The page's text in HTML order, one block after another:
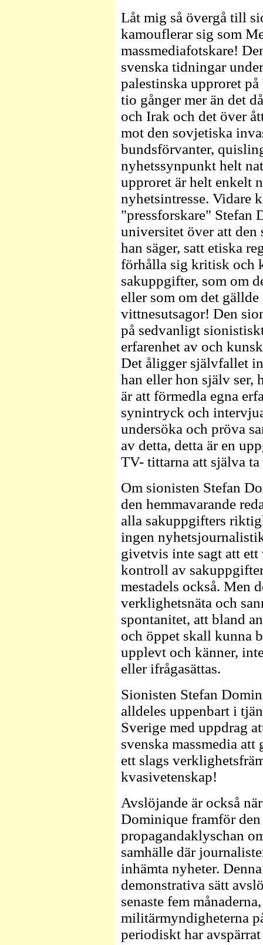
Låt mig så övergå till
kamouflerar sig som
massmediafotskare!
svenska tidningar
palestinska upproret
tio gånger mer än det
och Irak och det över
mot den sovjetiska
bundsförvanter,
nyhetssynpunkt helt
upproret är helt enkelt
nyhetsintresse. Vidare
"pressforskare" Stefan
universitet över att den
han säger, satt etiska
förhålla sig kritisk och
sakuppgifter, som om
eller som om det
vittnesutsagor! Den
på sedvanligt
erfarenhet av och
Det åligger självfallet
han eller hon själv ser,
är att förmedla egna
synintryck och
undersöka och pröva
av detta, detta är en
TV- tittarna att själva
Om sionisten Stefan
den hemmavarande
alla sakuppgifters
ingen
givetvis inte sagt att
kontroll av
mestadels också. Men
verklighetsnäta och
spontanitet, att bland
och öppet skall kunna
upplevt och känner,
eller ifrågasättas.
Sionisten Stefan
alldeles uppenbart i
Sverige med uppdrag
svenska massmedia
ett slags
kvasivetenskap!
Avslöjande är också
Dominique framför
propagandaklyschan
samhälle där
inhämta nyheter.
demonstrativa sätt
senaste fem
militärmyndigheterna
periodiskt har